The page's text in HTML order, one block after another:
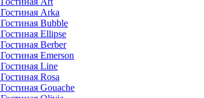
Гостиная Arka
Гостиная Bubble
Гостиная Ellipse
Гостиная Berber
Гостиная Emerson
Гостиная Line
Гостиная Rosa
Гостиная Gouache